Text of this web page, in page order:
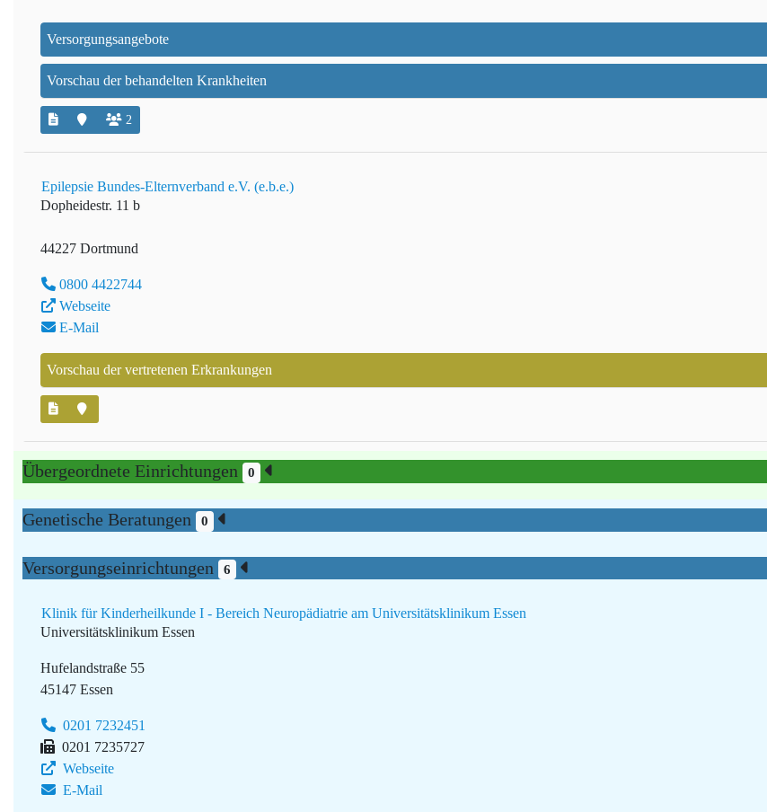
Versorgungsangebote
Vorschau der behandelten Krankheiten
2
Epilepsie Bundes-Elternverband e.V. (e.b.e.)
Dopheidestr. 11 b
44227 Dortmund
0800 4422744
Webseite
E-Mail
Vorschau der vertretenen Erkrankungen
Übergeordnete Einrichtungen 0
Genetische Beratungen 0
Versorgungseinrichtungen 6
Klinik für Kinderheilkunde I - Bereich Neuropädiatrie am Universitätsklinikum Essen
Universitätsklinikum Essen
Hufelandstraße 55
45147 Essen
0201 7232451
0201 7235727
Webseite
E-Mail